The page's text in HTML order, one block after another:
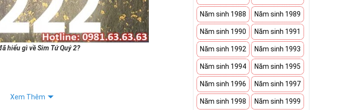
hiểu gì về Sim Tứ Quý 2?
Xem Thêm
Năm sinh 1988 Năm sinh 1989
Năm sinh 1990 Năm sinh 1991
Năm sinh 1992 Năm sinh 1993
Năm sinh 1994 Năm sinh 1995
Năm sinh 1996 Năm sinh 1997
Năm sinh 1998 Năm sinh 1999